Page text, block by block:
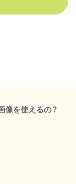
像を使えるの？